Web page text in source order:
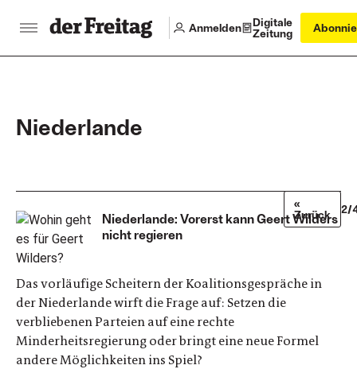
Anmelden
Digitale
Zeitung
Niederlande
Niederlande: Vorerst kann Geert Wilders
nicht regieren
Das vorläufige Scheitern der Koalitionsgespräche in
der Niederlande wirft die Frage auf: Setzen die
verbliebenen Parteien auf eine rechte
Minderheitsregierung oder bringt eine neue Formel
andere Möglichkeiten ins Spiel?
«
Zurück
2/